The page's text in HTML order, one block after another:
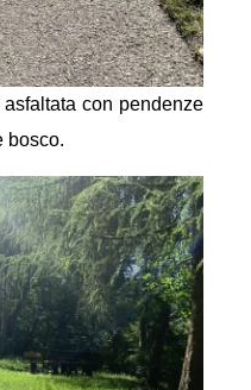
con pendenze
bosco.